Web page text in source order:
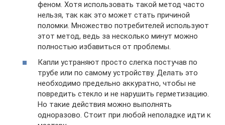
феном. Хотя использовать такой метод часто
нельзя, так как это может стать причиной
поломки. Множество потребителей используют
этот метод, ведь за несколько минут можно
полностью избавиться от проблемы.
Капли устраняют просто слегка постучав по
трубе или по самому устройству. Делать это
необходимо предельно аккуратно, чтобы не
повредить стекло и не нарушить герметизацию.
Но такие действия можно выполнять
одноразово. Стоит при любой неполадке идти к